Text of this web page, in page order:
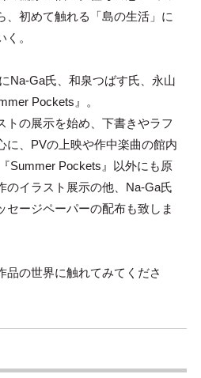
、初めて触れる「島の生活」に
。
Na-Ga氏、和泉つばす氏、永山
Pockets』。
の展示を始め、下書きやラフ
に、PVの上映や作中楽曲の館内
Summer Pockets』以外にも原
のイラスト展示の他、Na-Ga氏
セージペーパーの配布も致しま
品の世界に触れてみてくださ